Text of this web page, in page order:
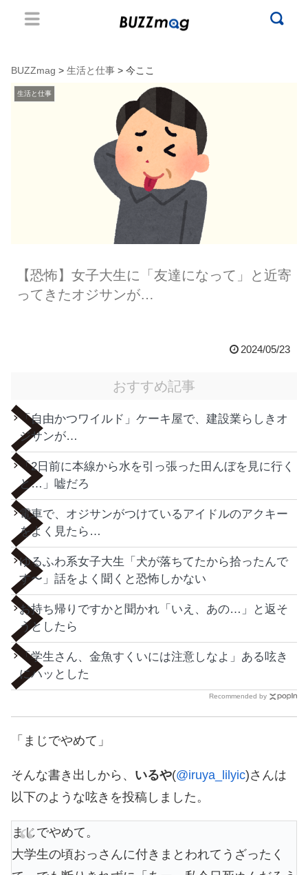
BUZZmag > 生活と仕事 > 今ここ
生活と仕事
【恐怖】女子大生に「友達になって」と近寄
ってきたオジサンが…
2024/05/23
おすすめ記事
「自由かつワイルド」ケーキ屋で、建設業らしきオ
ジサンが…
「2日前に本線から水を引っ張った田んぼを見に行く
と…」嘘だろ
電車で、オジサンがつけているアイドルのアクキー
をよく見たら…
ゆるふわ系女子大生「犬が落ちてたから拾ったんで
す〜」話をよく聞くと恐怖しかない
お持ち帰りですかと聞かれ「いえ、あの…」と返そ
うとしたら
「学生さん、金魚すくいには注意しなよ」ある呟き
にハッとした
Recommended by
「まじでやめて」
そんな書き出しから、 いるや(@iruya_lilyic)さんは
以下のような呟きを投稿しました。
まじでやめて。
大学生の頃おっさんに付きまとわれてうざったく